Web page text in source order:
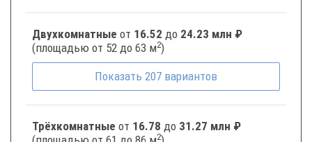
Двухкомнатные от 16.52 до 24.23 млн ₽
(площадью от 52 до 63 м2)
Показать 207 вариантов
Трёхкомнатные от 16.78 до 31.27 млн ₽
2